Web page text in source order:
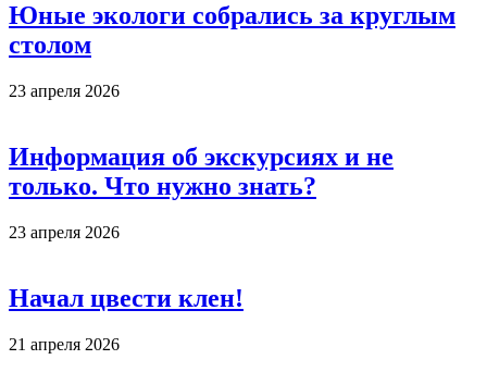
Юные экологи собрались за круглым
столом
23 апреля 2026
Информация об экскурсиях и не
только. Что нужно знать?
23 апреля 2026
Начал цвести клен!
21 апреля 2026